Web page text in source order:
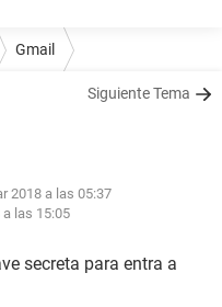
Gmail
Siguiente Tema
2018 a las 05:37
a las 15:05
secreta para entra a